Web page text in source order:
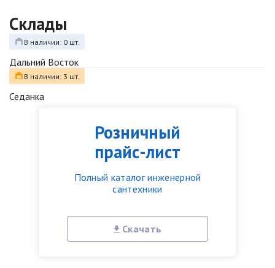
Розничный
прайс-лист
Полный каталог инженерной
сантехники
Скачать
Склады
В наличии: 0 шт.
Дальний Восток
В наличии: 3 шт.
Седанка